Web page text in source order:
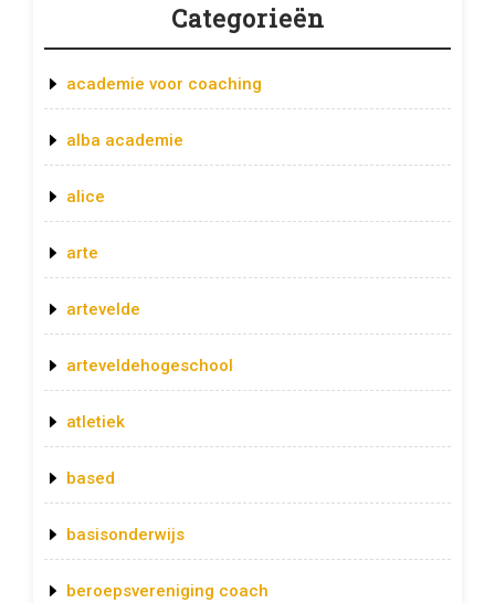
Categorieën
academie voor coaching
alba academie
alice
arte
artevelde
arteveldehogeschool
atletiek
based
basisonderwijs
beroepsvereniging coach